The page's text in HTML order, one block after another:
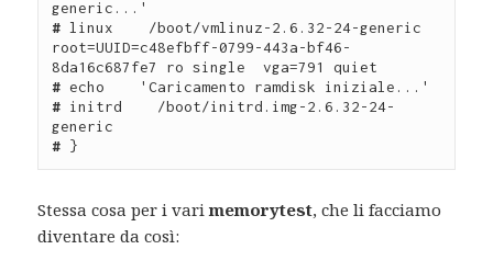
# linux    /boot/vmlinuz-2.6.32-24-generic
root=UUID=c48efbff-0799-443a-bf46-
#
# initrd    /boot/initrd.img-2.6.32-24-
# }
Stessa cosa per i varimemorytest, che li facciamo
diventare da così: